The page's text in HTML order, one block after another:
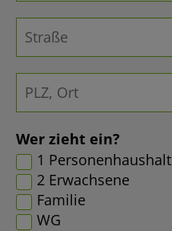
Wer zieht ein?
1 Personenhaushalt
2 Erwachsene
Familie
WG